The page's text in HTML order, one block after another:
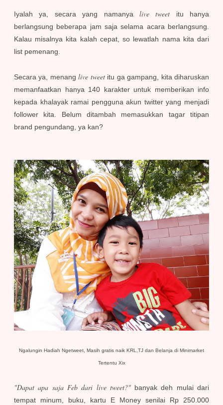
Iyalah ya, secara yang namanya live tweet itu hanya
berlangsung beberapa jam saja selama acara berlangsung.
Kalau misalnya kita kalah cepat, so lewatlah nama kita dari
list pemenang.
Secara ya, menanglive tweetitu ga gampang, kita diharuskan
memanfaatkan hanya 140 karakter untuk memberikan info
kepada khalayak ramai pengguna akun twitter yang menjadi
follower kita. Belum ditambah memasukkan tagar titipan
brand pengundang, ya kan?
Ngalungin Hadiah Ngetweet, Masih gratis naik KRL,TJ dan Belanja di Minimarket
Tertentu Xix
"Dapat apa saja Feb dari live tweet?"banyak deh mulai dari
tempat minum, buku, kartu E Money senilai Rp 250.000